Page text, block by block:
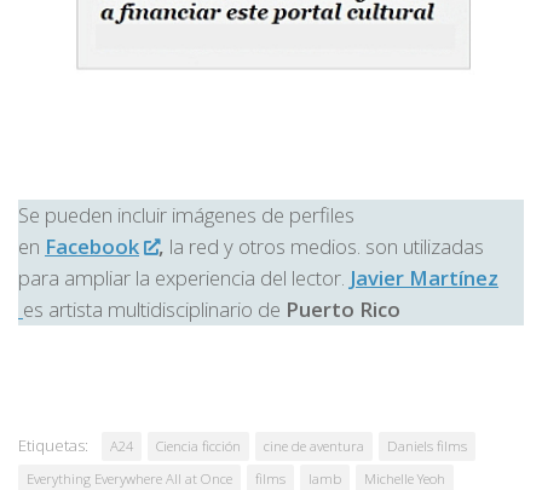
Se pueden incluir imágenes de perfiles
en Facebook , la red y otros medios. son utilizadas
para ampliar la experiencia del lector. Javier Martínez
es artista multidisciplinario de Puerto Rico
Etiquetas: A24 Ciencia ficción cine de aventura
Daniels films
Everything Everywhere All at Once
films lamb
Michelle Yeoh